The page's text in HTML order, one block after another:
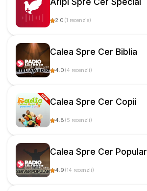
2.0 (1 recenzie)
Calea Spre Cer Biblia
4.0 (4 recenzii)
Calea Spre Cer Copii
4.8 (5 recenzii)
Calea Spre Cer Popular
4.9 (14 recenzii)